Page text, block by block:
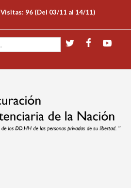
Visitas: 96 (Del 03/11 al 14/11)